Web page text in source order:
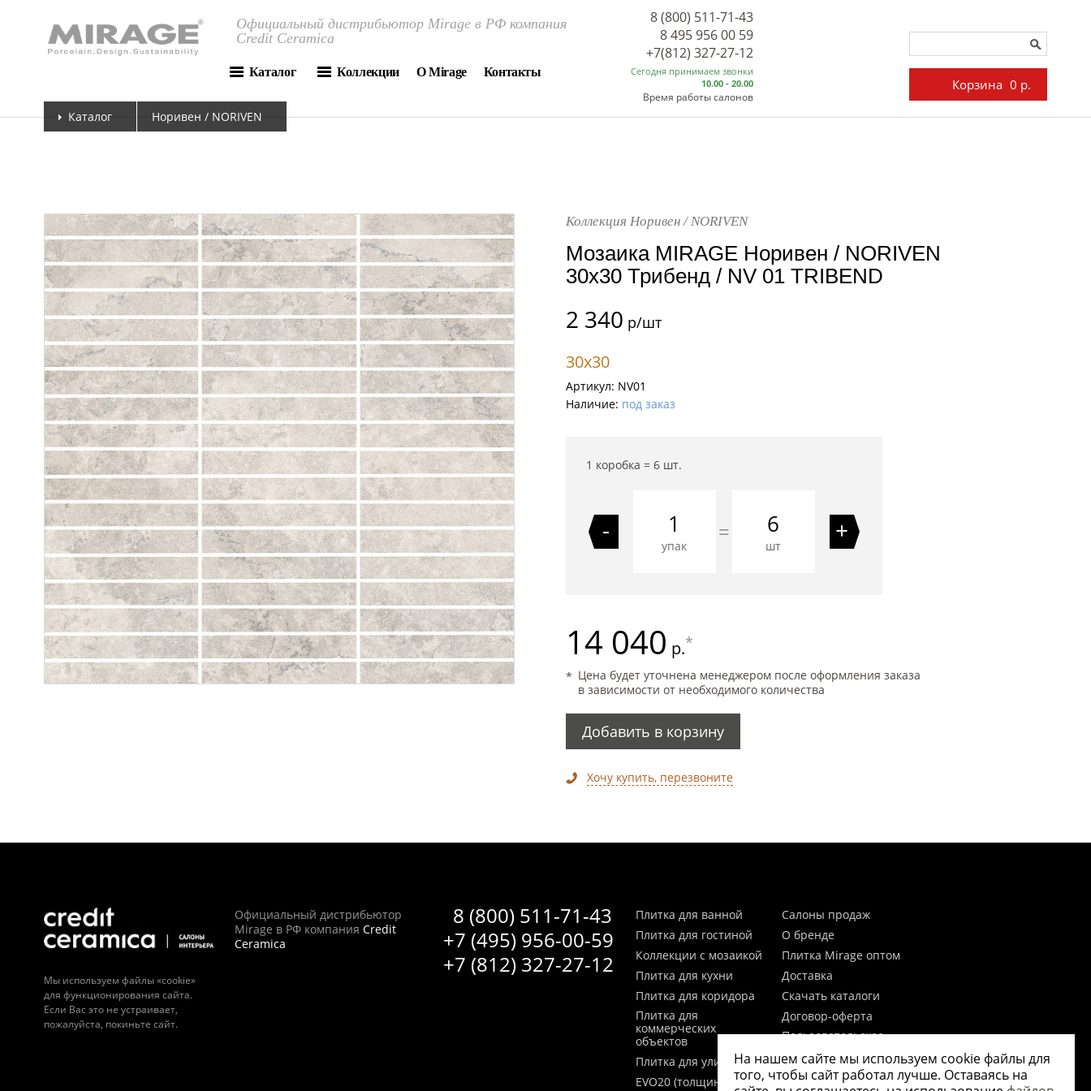
Официальный дистрибьютор Mirage в РФ компания
Credit Ceramica
Каталог Коллекции О Mirage Контакты
8 (800) 511-71-43
8 495 956 00 59
Сегодня принимаем звонки
10.00 - 20.00
Время работы салонов
+7(812) 327-27-12
Корзина 0 р.
Каталог Норивен / NORIVEN
Коллекция Норивен / NORIVEN
Мозаика MIRAGE Норивен / NORIVEN
30x30 Трибенд / NV 01 TRIBEND
2 340 р/шт
30x30
Артикул: NV01
Наличие: под заказ
1 коробка = 6шт.
-
упак
= 6
шт
+
14 040 р.*
Цена будет уточнена менеджером после оформления заказа
в зависимости от необходимого количества
Добавить в корзину
Хочу купить, перезвоните
Мы используем файлы «cookie»
для функционирования сайта.
Если Вас это не устраивает,
пожалуйста, покиньте сайт.
8 (800) 511-71-43
+7 (495) 956-00-59
+7 (812) 327-27-12
Официальный дистрибьютор
Mirage в РФ компания Credit
Ceramica
Плитка для ванной
Плитка для гостиной
Коллекции с мозаикой
Плитка для кухни
Плитка для коридора
Плитка для
коммерческих
объектов
Плитка для улицы
EVO20 (толщина 20мм)
Салоны продаж
О бренде
Плитка Mirage оптом
Доставка
Скачать каталоги
Договор-оферта
Пользовательское
Согласие на обработку
персональных данных
На нашем сайте мы используем cookie файлы для
того, чтобы сайт работал лучше. Оставаясь на